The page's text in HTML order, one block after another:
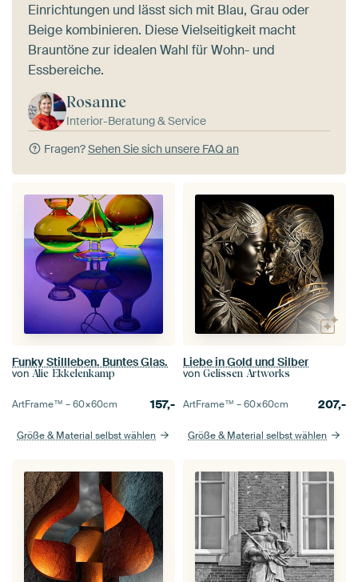
Einrichtungen und lässt sich mit Blau, Grau oder
Beige kombinieren. Diese Vielseitigkeit macht
Brauntöne zur idealen Wahl für Wohn- und
Essbereiche.
Rosanne
Interior-Beratung & Service
Fragen?Sehen Sie sich unsere FAQ an
Funky Stillleben. Buntes Glas.
von Alie Ekkelenkamp
ArtFrame™ –60×60cm 157,-
Größe & Material selbst wählen
Liebe in Gold und Silber
von Gelissen Artworks
ArtFrame™ –60×60cm 207,-
Größe & Material selbst wählen